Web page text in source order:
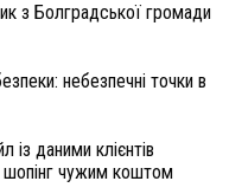
з Болградської громади
небезпечні точки в
даними клієнтів
шопінг чужим коштом